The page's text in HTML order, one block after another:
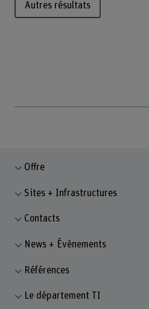
Autres résultats
Offre
Sites + Infrastructures
Contacts
News + Évènements
Références
Le département TI